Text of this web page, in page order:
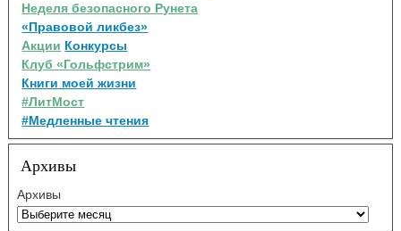
Неделя безопасного Рунета
«Правовой ликбез»
Акции Конкурсы
Клуб «Гольфстрим»
Книги моей жизни
#ЛитМост
#Медленные чтения
Архивы
Архивы